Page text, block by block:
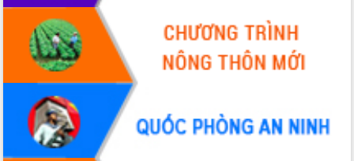
Đắk Lắk sơ kết 4 năm triển khai thực
hiện Đề án 06 của Chính phủ
Họp báo thông tin về Hội nghị Công bố
Quy hoạch và Xúc tiến đầu tư tỉnh Đắk
Khơi thông điểm nghẽn, đẩy nhanh
giải ngân vốn khắc phục thiên tai
HĐND tỉnh thông qua điều chỉnh Quy
hoạch tỉnh thời kỳ 2021-2030